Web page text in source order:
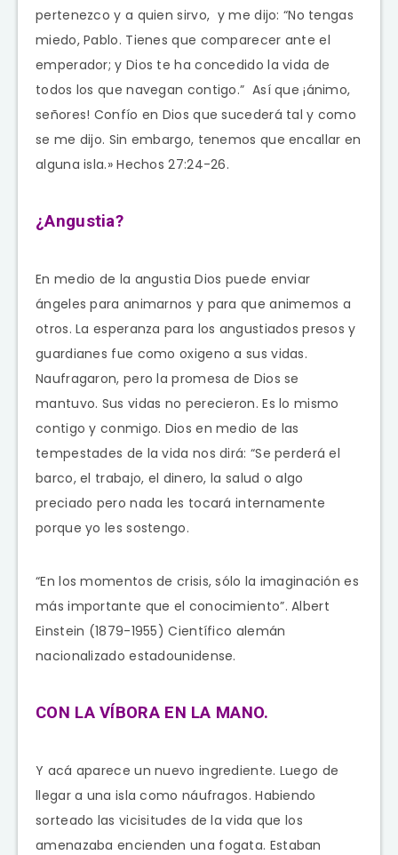
pertenezco y a quien sirvo, y me dijo: “No tengas
miedo, Pablo. Tienes que comparecer ante el
emperador; y Dios te ha concedido la vida de
todos los que navegan contigo.” Así que ¡ánimo,
señores! Confío en Dios que sucederá tal y como
se me dijo. Sin embargo, tenemos que encallar en
alguna isla.» Hechos 27:24-26.
¿Angustia?
En medio de la angustia Dios puede enviar
ángeles para animarnos y para que animemos a
otros. La esperanza para los angustiados presos y
guardianes fue como oxigeno a sus vidas.
Naufragaron, pero la promesa de Dios se
mantuvo. Sus vidas no perecieron. Es lo mismo
contigo y conmigo. Dios en medio de las
tempestades de la vida nos dirá: “Se perderá el
barco, el trabajo, el dinero, la salud o algo
preciado pero nada les tocará internamente
porque yo les sostengo.
“En los momentos de crisis, sólo la imaginación es
más importante que el conocimiento”. Albert
Einstein (1879-1955) Científico alemán
nacionalizado estadounidense.
CON LA VÍBORA EN LA MANO.
Y acá aparece un nuevo ingrediente. Luego de
llegar a una isla como náufragos. Habiendo
sorteado las vicisitudes de la vida que los
amenazaba encienden una fogata. Estaban